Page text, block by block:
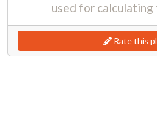
used for calculating
Rate this